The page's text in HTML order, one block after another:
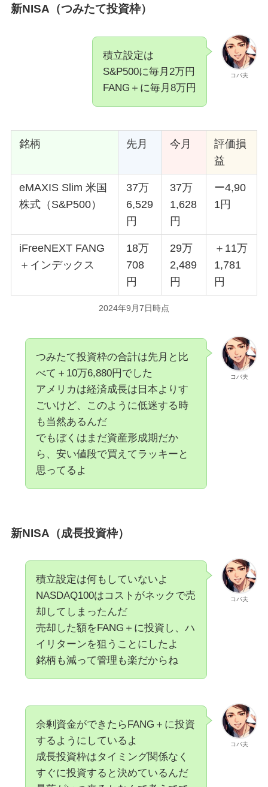
新NISA（つみたて投資枠）
コバ夫
積立設定は
S&P500に毎月2万円
FANG＋に毎月8万円
銘柄 先月 今月
評価損
益
eMAXIS Slim 米国
株式（S&P500）
37万
6,529
円
37万
1,628
円
ー4,90
1円
iFreeNEXT FANG
＋インデックス
18万
708
円
29万
2,489
円
＋11万
1,781
円
2024年9月7日時点
コバ夫
つみたて投資枠の合計は先月と比
べて＋10万6,880円でした
アメリカは経済成長は日本よりす
ごいけど、このように低迷する時
も当然あるんだ
でもぼくはまだ資産形成期だか
ら、安い値段で買えてラッキーと
思ってるよ
新NISA（成長投資枠）
コバ夫
積立設定は何もしていないよ
NASDAQ100はコストがネックで売
却してしまったんだ
売却した額をFANG＋に投資し、ハ
イリターンを狙うことにしたよ
銘柄も減って管理も楽だからね
コバ夫
余剰資金ができたらFANG＋に投資
するようにしているよ
成長投資枠はタイミング関係なく
すぐに投資すると決めているんだ